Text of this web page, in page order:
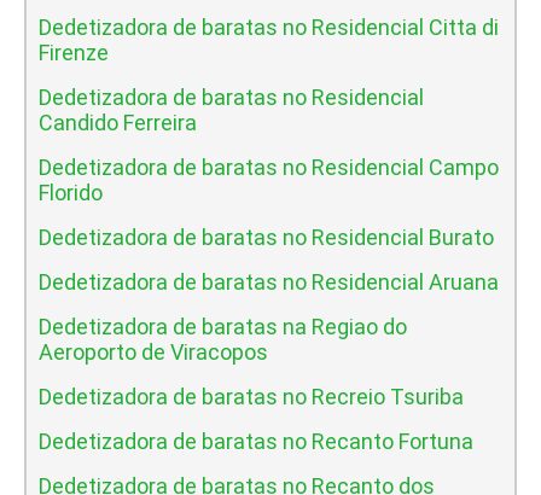
Dedetizadora de baratas no Residencial Citta di
Firenze
Dedetizadora de baratas no Residencial
Candido Ferreira
Dedetizadora de baratas no Residencial Campo
Florido
Dedetizadora de baratas no Residencial Burato
Dedetizadora de baratas no Residencial Aruana
Dedetizadora de baratas na Regiao do
Aeroporto de Viracopos
Dedetizadora de baratas no Recreio Tsuriba
Dedetizadora de baratas no Recanto Fortuna
Dedetizadora de baratas no Recanto dos